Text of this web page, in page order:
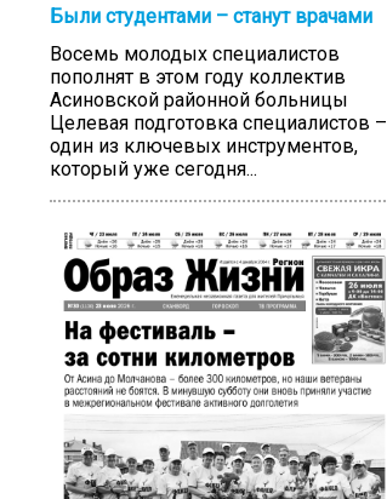
Были студентами – станут врачами
Восемь молодых специалистов
пополнят в этом году коллектив
Асиновской районной больницы
Целевая подготовка специалистов –
один из ключевых инструментов,
который уже сегодня...